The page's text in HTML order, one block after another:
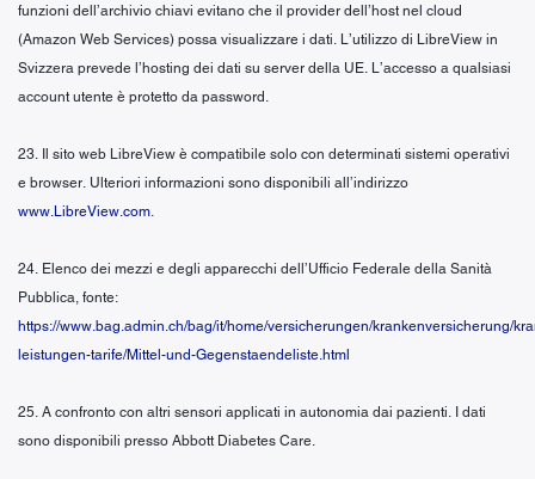
funzioni dell’archivio chiavi evitano che il provider dell’host nel cloud
(Amazon Web Services) possa visualizzare i dati. L’utilizzo di LibreView in
Svizzera prevede l’hosting dei dati su server della UE. L’accesso a qualsiasi
account utente è protetto da password.
23. Il sito web LibreView è compatibile solo con determinati sistemi operativi
e browser. Ulteriori informazioni sono disponibili all’indirizzo
www.LibreView.com
24. Elenco dei mezzi e degli apparecchi dell’Ufficio Federale della Sanità
Pubblica, fonte:
https://www.bag.admin.ch/bag/it/home/versicherungen/krankenversicherung/
leistungen-tarife/Mittel-und-Gegenstaendeliste.html
25. A confronto con altri sensori applicati in autonomia dai pazienti. I dati
sono disponibili presso Abbott Diabetes Care.